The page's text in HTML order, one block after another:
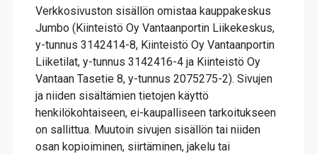
Verkkosivuston sisällön omistaa kauppakeskus
Jumbo (Kiinteistö Oy Vantaanportin Liikekeskus,
y-tunnus 3142414-8, Kiinteistö Oy Vantaanportin
Liiketilat, y-tunnus 3142416-4 ja Kiinteistö Oy
Vantaan Tasetie 8, y-tunnus 2075275-2). Sivujen
ja niiden sisältämien tietojen käyttö
henkilökohtaiseen, ei-kaupalliseen tarkoitukseen
on sallittua. Muutoin sivujen sisällön tai niiden
osan kopioiminen, siirtäminen, jakelu tai